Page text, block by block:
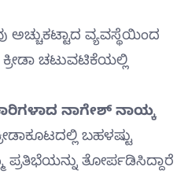
ಅಚ್ಚುಕಟ್ಟಾದ ವ್ಯವಸ್ಥೆಯಿಂದ
ಕ್ರೀಡಾ ಚಟುವಟಿಕೆಯಲ್ಲಿ
ನಾಗೇಶ್ ನಾಯ್ಕ
ಬಹಳಷ್ಟು
ಪ್ರತಿಭೆಯನ್ನು ತೋರ್ಪಡಿಸಿದ್ದಾರೆ